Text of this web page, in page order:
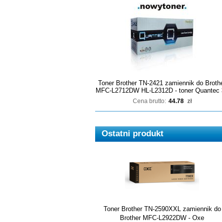
Toner Brother TN-2421 zamiennik do
MFC-L2712DW HL-L2312D - toner Quantec
Cena brutto: 44.78 zł
Ostatni produkt
Toner Brother TN-2590XXL zamiennik do
Brother MFC-L2922DW - Oxe